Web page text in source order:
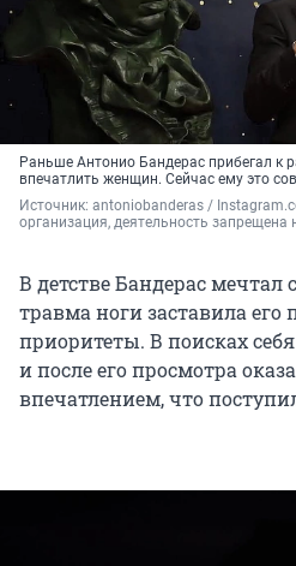
Раньше Антонио Бандерас прибегал к
впечатлить женщин. Сейчас ему это
Источник: antoniobanderas /
организация, деятельность запрещена
В детстве Бандерас мечтал
травма ноги заставила его
приоритеты. В поисках
и после его просмотра
впечатлением, что